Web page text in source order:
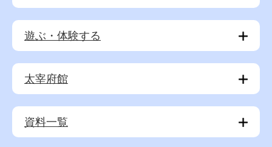
遊ぶ・体験する
太宰府館
資料一覧